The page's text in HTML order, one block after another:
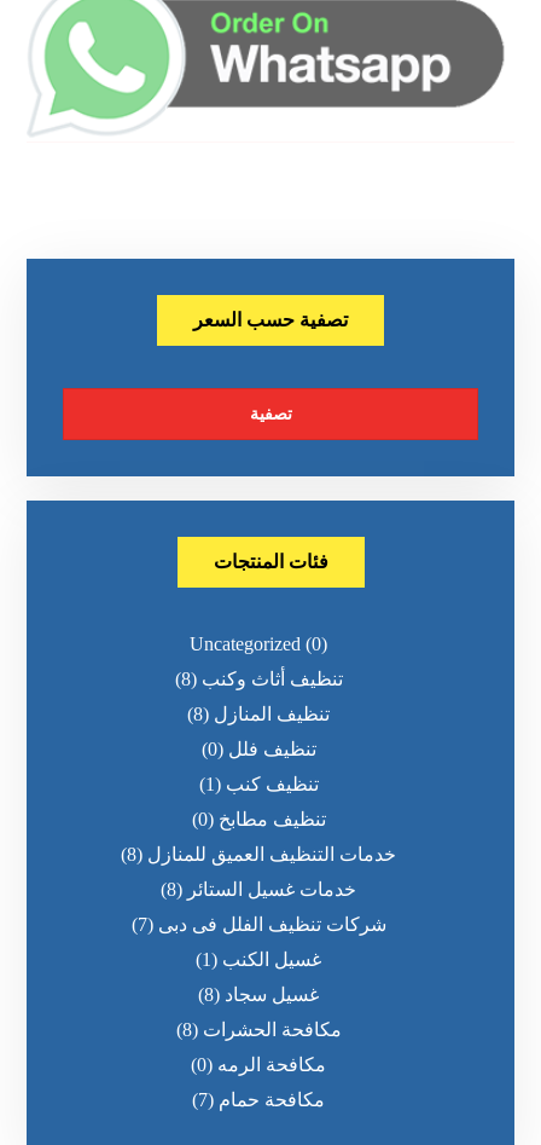
تصفية حسب السعر
تصفية
فئات المنتجات
Uncategorized (0)
تنظيف أثاث وكنب (8)
تنظيف المنازل (8)
تنظيف فلل (0)
تنظيف كنب (1)
تنظيف مطابخ (0)
خدمات التنظيف العميق للمنازل (8)
خدمات غسيل الستائر (8)
شركات تنظيف الفلل فى دبى (7)
غسيل الكنب (1)
غسيل سجاد (8)
مكافحة الحشرات (8)
مكافحة الرمه (0)
مكافحة حمام (7)